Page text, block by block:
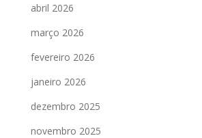
abril 2026
março 2026
fevereiro 2026
janeiro 2026
dezembro 2025
novembro 2025